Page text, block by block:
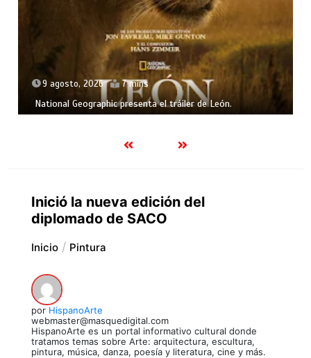
9 agosto, 2026 7 mins
National Geographic presenta el tráiler de León.
Inició la nueva edición del
diplomado de SACO
Inicio Pintura
por HispanoArte
webmaster@masquedigital.com
HispanoArte es un portal informativo cultural donde
tratamos temas sobre Arte: arquitectura, escultura,
pintura, música, danza, poesía y literatura, cine y más.